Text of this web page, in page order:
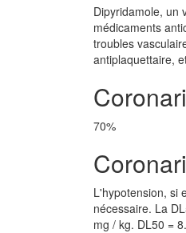
Dipyridamole, un
médicaments
troubles
antiplaquettaire,
70%
L'hypotension, si
nécessaire. La
mg / kg. DL50 =